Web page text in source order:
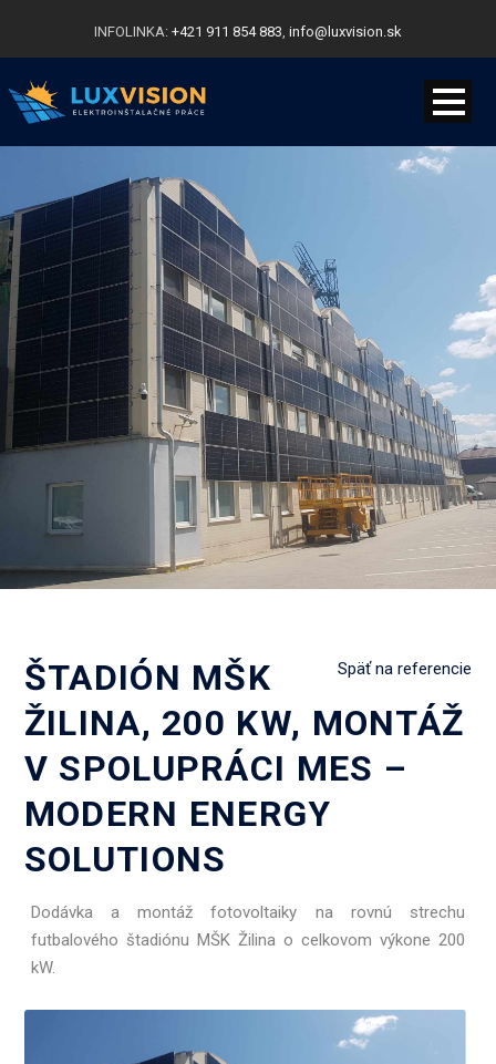
INFOLINKA: +421 911 854 883, info@luxvision.sk
Kontakt
Späť na referencie
ŠTADIÓN MŠK
ŽILINA, 200 KW, MONTÁŽ
V SPOLUPRÁCI MES –
MODERN ENERGY
SOLUTIONS
Dodávka a montáž fotovoltaiky na rovnú strechu
futbalového štadiónu MŠK Žilina o celkovom výkone 200
kW.